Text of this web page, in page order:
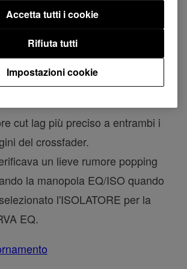
che supportano l'uscita
cut lag più preciso a entrambi i
del crossfader.
un lieve rumore popping
la manopola EQ/ISO quando
l'ISOLATORE per la
EQ.
Impostazioni cookie
Rifiuta tutti
Accetta tutti i cookie